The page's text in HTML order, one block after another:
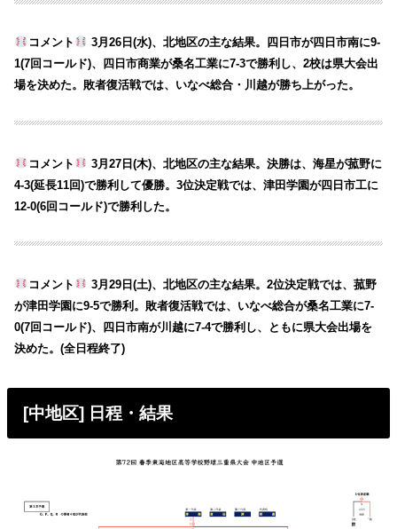
コメント
3月26日(水)、北地区の主な結果。四日市が四日市南に9-
1(7回コールド)、四日市商業が桑名工業に7-3で勝利し、2校は県大会出
場を決めた。敗者復活戦では、いなべ総合・川越が勝ち上がった。
コメント
3月27日(木)、北地区の主な結果。決勝は、海星が菰野に
4-3(延長11回)で勝利して優勝。3位決定戦では、津田学園が四日市工に
12-0(6回コールド)で勝利した。
コメント
3月29日(土)、北地区の主な結果。2位決定戦では、菰野
が津田学園に9-5で勝利。敗者復活戦では、いなべ総合が桑名工業に7-
0(7回コールド)、四日市南が川越に7-4で勝利し、ともに県大会出場を
決めた。(全日程終了)
[中地区] 日程・結果